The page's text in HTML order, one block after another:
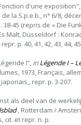
d'une exposition",
la S.p.e.b., n° 6/8,
38-45 (repris de « Die
Malt, Düsseldorf :
p. 40, 41, 42, 43, 44, 45
I”, in Légende I –
1973, Français,
repr. p. 3-207.
als deel van de
, Rotterdam /
cit. et repr. n. p.